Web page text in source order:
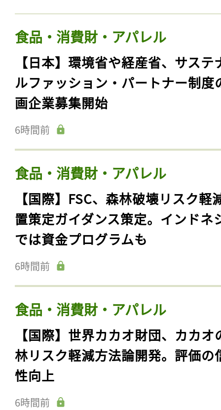
食品・消費財・アパレル
【日本】環境省や経産省、サステ
ルファッション・パートナー制度
画企業募集開始
6時間前
食品・消費財・アパレル
【国際】FSC、森林破壊リスク軽
置策定ガイダンス策定。インドネ
では資金プログラムも
6時間前
食品・消費財・アパレル
【国際】世界カカオ財団、カカオ
林リスク軽減方法論開発。評価の
性向上
6時間前